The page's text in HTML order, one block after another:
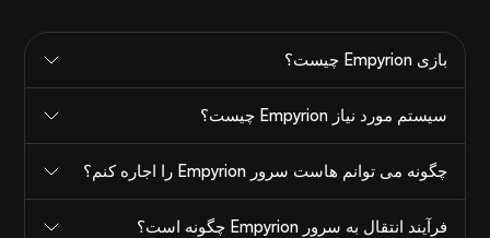
بازی Empyrion چیست؟
سیستم مورد نیاز Empyrion چیست؟
چگونه می توانم هاست سرور Empyrion را اجاره کنم؟
فرآیند انتقال به سرور Empyrion چگونه است؟